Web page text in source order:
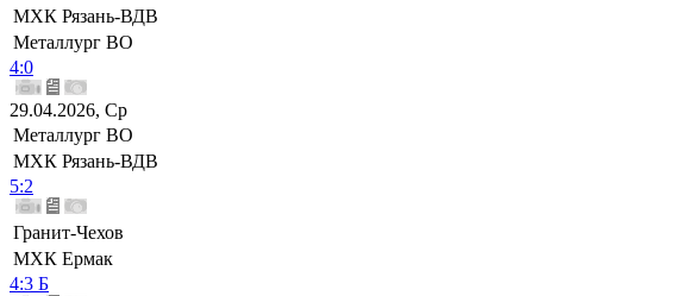
МХК Рязань-ВДВ
Металлург ВО
4:0
29.04.2026, Ср
Металлург ВО
МХК Рязань-ВДВ
5:2
Гранит-Чехов
МХК Ермак
4:3 Б